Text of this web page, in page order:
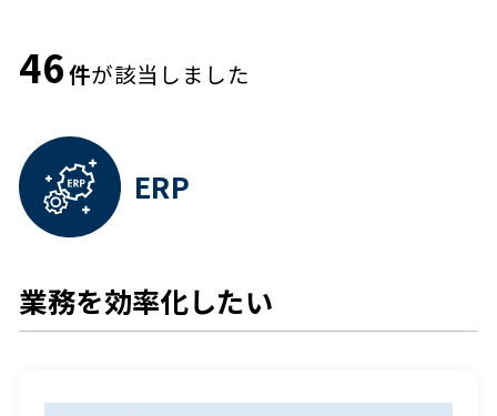
コミュニケーション・情報共有を活性化したい
セキュリティを強化したい
地域共創・地域創生したい
業務の自動化・省略化をしたい
職場のインフラ環境の整備をしたい
マーケティングを強化したい
セキュリティ
データ連携基盤
総務・人事
46件が該当しました
ERP
業務を効率化したい